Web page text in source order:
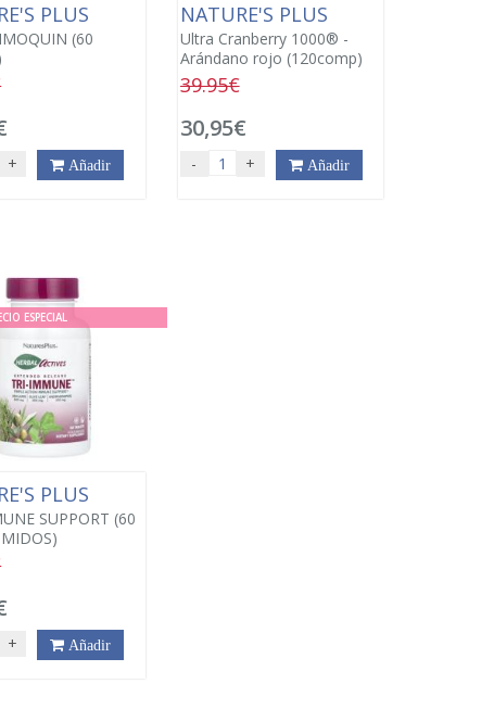
PLUS
(60
+ Añadir
NATURE'S PLUS
Ultra Cranberry 1000® -
Arándano rojo (120comp)
39.95€
30,95€
- + Añadir
ESPECIAL
PLUS
SUPPORT (60
+ Añadir